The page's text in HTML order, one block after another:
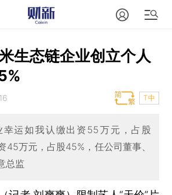
生态链企业创立个人
T中
幸运如我认缴出资55万元，占股
45万元，占股45%，任公司董事、
总监